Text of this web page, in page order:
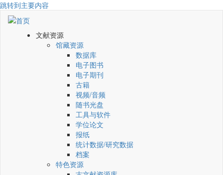
跳转到主要内容
文献资源
馆藏资源
数据库
电子图书
电子期刊
古籍
视频/音频
随书光盘
工具与软件
学位论文
报纸
统计数据/研究数据
档案
特色资源